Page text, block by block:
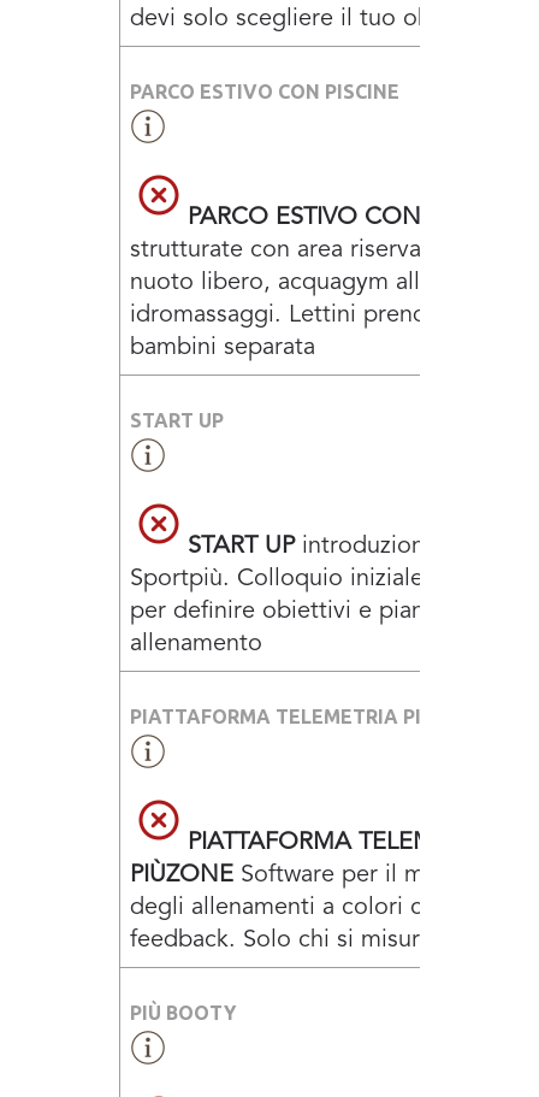
devi solo scegliere il tuo obiettivo
PARCO ESTIVO CON PISCINE
PARCO ESTIVO CON PISCINE
strutturate con area riservata agli
nuoto libero, acquagym all’aperto,
idromassaggi. Lettini prendisole.
bambini separata
START UP
START UP introduzione al
Sportpiù. Colloquio iniziale
per definire obiettivi e piano di
allenamento
PIATTAFORMA TELEMETRIA PIÙZONE
PIATTAFORMA TELEMETRIA
PIÙZONE Software per il
degli allenamenti a colori con report
feedback. Solo chi si misura vince
PIÙ BOOTY